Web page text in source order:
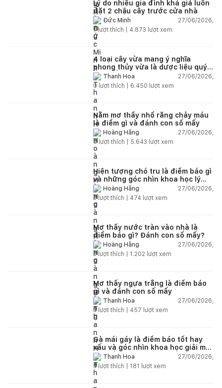
Lý do nhiều gia đình khá giả luôn
đặt 2 chậu cây trước cửa nhà
Đức Minh
27/06/2026,
1lượt thích | 4.873 lượt xem
4 loại cây vừa mang ý nghĩa
phong thủy vừa là dược liệu quý
nên trồng trong nhà
Thanh Hoa
27/06/2026,
0 lượt thích | 6.450 lượt xem
Nằm mơ thấy nhổ răng chảy máu
là điềm gì và đánh con số mấy
Hoàng Hằng
27/06/2026,
0lượt thích | 5.643 lượt xem
Hiện tượng chó tru là điềm báo gì
và những góc nhìn khoa học lý
giảiHoàng Hằng
27/06/2026,
3lượt thích | 474 lượt xem
Mơ thấy nước tràn vào nhà là
điềm báo gì? Đánh con số mấy?
Hoàng Hằng
27/06/2026,
3lượt thích | 1.202 lượt xem
Mơ thấy ngựa trắng là điềm báo
gì và đánh con số mấy
Thanh Hoa
27/06/2026,
3lượt thích | 457 lượt xem
Gà mái gáy là điềm báo tốt hay
xấu và góc nhìn khoa học giải mã
chi tiết
Thanh Hoa
27/06/2026,
3lượt thích | 181 lượt xem